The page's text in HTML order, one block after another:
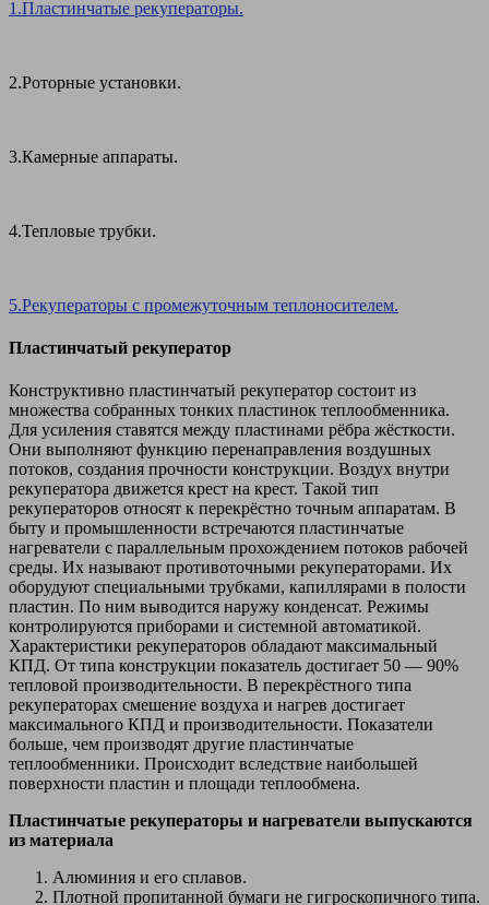
1.Пластинчатые рекуператоры.
2.Роторные установки.
3.Камерные аппараты.
4.Тепловые трубки.
5.Рекуператоры с промежуточным теплоносителем.
Пластинчатый рекуператор
Конструктивно пластинчатый рекуператор состоит из
множества собранных тонких пластинок теплообменника.
Для усиления ставятся между пластинами рёбра жёсткости.
Они выполняют функцию перенаправления воздушных
потоков, создания прочности конструкции. Воздух внутри
рекуператора движется крест на крест. Такой тип
рекуператоров относят к перекрёстно точным аппаратам. В
быту и промышленности встречаются пластинчатые
нагреватели с параллельным прохождением потоков рабочей
среды. Их называют противоточными рекуператорами. Их
оборудуют специальными трубками, капиллярами в полости
пластин. По ним выводится наружу конденсат. Режимы
контролируются приборами и системной автоматикой.
Характеристики рекуператоров обладают максимальный
КПД. От типа конструкции показатель достигает 50 — 90%
тепловой производительности. В перекрёстного типа
рекуператорах смешение воздуха и нагрев достигает
максимального КПД и производительности. Показатели
больше, чем производят другие пластинчатые
теплообменники. Происходит вследствие наибольшей
поверхности пластин и площади теплообмена.
Пластинчатые рекуператоры и нагреватели выпускаются
из материала
Алюминия и его сплавов.
Плотной пропитанной бумаги не гигроскопичного типа.